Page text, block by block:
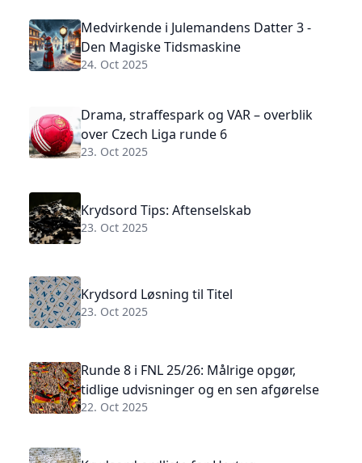
Medvirkende i Julemandens Datter 3 -
Den Magiske Tidsmaskine
24. Oct 2025
Drama, straffespark og VAR – overblik
over Czech Liga runde 6
23. Oct 2025
Krydsord Tips: Aftenselskab
23. Oct 2025
Krydsord Løsning til Titel
23. Oct 2025
Runde 8 i FNL 25/26: Målrige opgør,
tidlige udvisninger og en sen afgørelse
22. Oct 2025